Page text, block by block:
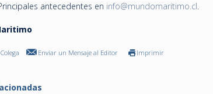
antecedentes en info@mundomaritimo.cl.
Enviar un Mensaje al Editor Imprimir